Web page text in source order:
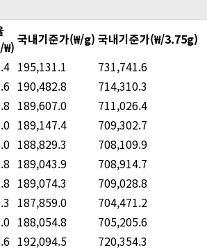
₩) 국내기준가(₩/g) 국내기준가(₩/3.75g)
195,131.1
731,741.6
190,482.8
714,310.3
189,607.0
711,026.4
189,147.4
709,302.7
188,829.3
708,109.9
189,043.9
708,914.7
189,074.3
709,028.8
187,859.0
704,471.2
188,054.8
705,205.6
192,094.5 720,354.3